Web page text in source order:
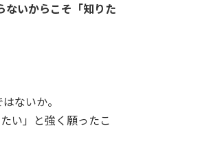
ないからこそ「知りた
ないか。
い」と強く願ったこ